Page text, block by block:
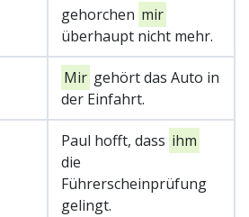
gehorchen mir
überhaupt nicht mehr.
Mir gehört das Auto in
der Einfahrt.
Paul hofft, dass ihm
die
Führerscheinprüfung
gelingt.